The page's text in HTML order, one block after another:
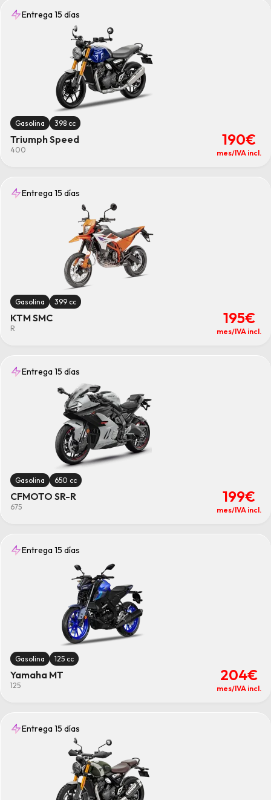
Entrega 15 días
Gasolina 398 cc
Triumph Speed
400
190€
mes/IVA incl.
Entrega 15 días
Gasolina 399 cc
KTM SMC
R
195€
mes/IVA incl.
Entrega 15 días
Gasolina 650 cc
CFMOTO SR-R
675
199€
mes/IVA incl.
Entrega 15 días
Gasolina 125 cc
Yamaha MT
125
204€
mes/IVA incl.
Entrega 15 días